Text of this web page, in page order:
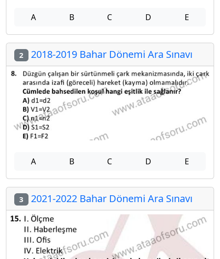
A B C D E
2 2018-2019 Bahar Dönemi Ara Sınavı
A B C D E
3 2021-2022 Bahar Dönemi Ara Sınavı